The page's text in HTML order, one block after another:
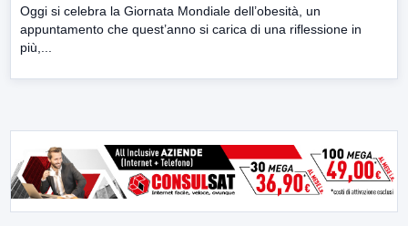
Oggi si celebra la Giornata Mondiale dell’obesità, un
appuntamento che quest’anno si carica di una riflessione in
più,...